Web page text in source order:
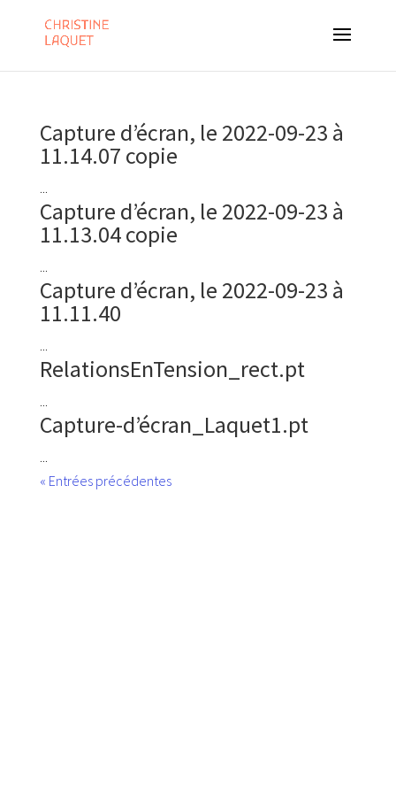
Capture d’écran, le 2022-09-23 à
11.14.07 copie
...
Capture d’écran, le 2022-09-23 à
11.13.04 copie
...
Capture d’écran, le 2022-09-23 à
11.11.40
...
RelationsEnTension_rect.pt
...
Capture-d’écran_Laquet1.pt
...
« Entrées précédentes